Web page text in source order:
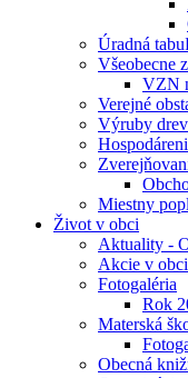
Úradná
Všeobecne
VZN
Verejné
Výruby
Miestny
Život v obci
Aktuality -
Akcie v
Fotogaléria
Rok
Materská
Obecná